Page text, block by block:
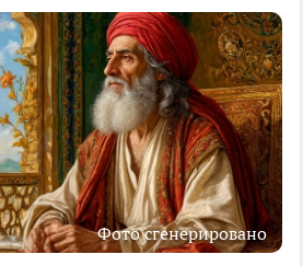
Фото сгенерировано